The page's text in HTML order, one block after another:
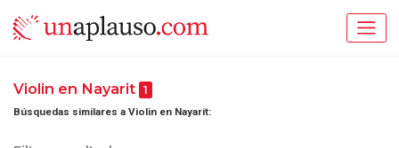
Violin en Nayarit 1
Búsquedas similares a Violin en Nayarit: